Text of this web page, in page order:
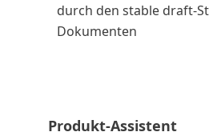
durch den stable draft-
Dokumenten
Produkt-Assistent